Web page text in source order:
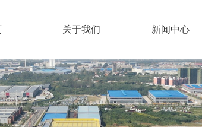
关于我们 新闻中心